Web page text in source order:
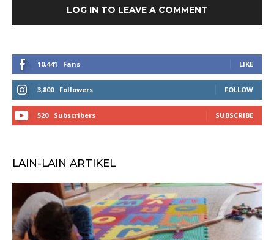
LOG IN TO LEAVE A COMMENT
10,441 Fans LIKE
3,800 Followers FOLLOW
520 Subscribers SUBSCRIBE
LAIN-LAIN ARTIKEL